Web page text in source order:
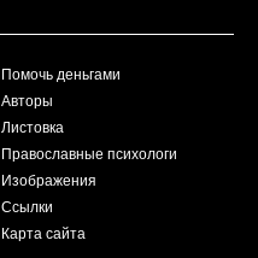
Помочь деньгами
Авторы
Листовка
Православные психологи
Изображения
Ссылки
Карта сайта